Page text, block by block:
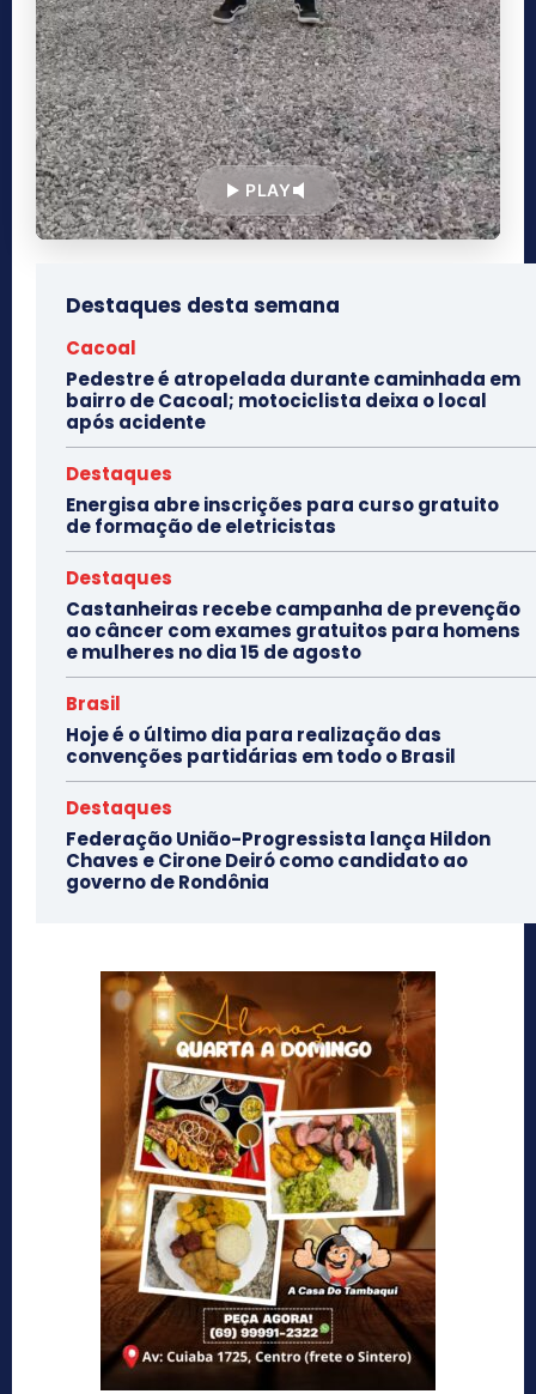
PLAY
Destaques desta semana
Cacoal
Pedestre é atropelada durante caminhada em
bairro de Cacoal; motociclista deixa o local
após acidente
Destaques
Energisa abre inscrições para curso gratuito
de formação de eletricistas
Destaques
Castanheiras recebe campanha de prevenção
ao câncer com exames gratuitos para homens
e mulheres no dia 15 de agosto
Brasil
Hoje é o último dia para realização das
convenções partidárias em todo o Brasil
Destaques
Federação União-Progressista lança Hildon
Chaves e Cirone Deiró como candidato ao
governo de Rondônia